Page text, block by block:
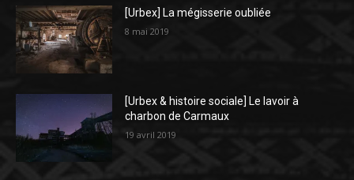
[Urbex] La mégisserie oubliée
8 mai 2019
[Urbex & histoire sociale] Le lavoir à
charbon de Carmaux
19 avril 2019